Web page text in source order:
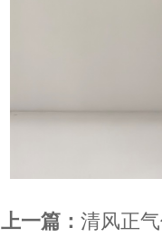
上一篇： 清风正